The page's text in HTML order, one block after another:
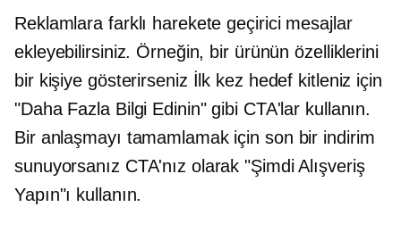
Reklamlara farklı harekete geçirici mesajlar
ekleyebilirsiniz. Örneğin, bir ürünün özelliklerini
bir kişiye gösterirseniz İlk kez hedef kitleniz için
"Daha Fazla Bilgi Edinin" gibi CTA'lar kullanın.
Bir anlaşmayı tamamlamak için son bir indirim
sunuyorsanız CTA'nız olarak "Şimdi Alışveriş
Yapın"ı kullanın.